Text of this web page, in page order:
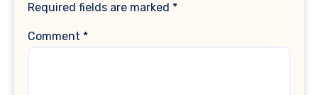
Required fields are marked *
Comment *